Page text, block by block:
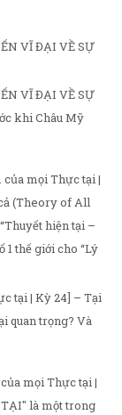
VĨ ĐẠI VỀ SỰ
VĨ ĐẠI VỀ SỰ
khi Châu Mỹ
mọi Thực tại |
(Theory of All
hiện tại –
thế giới cho “Lý
tại | Kỳ 24] – Tại
quan trọng? Và
mọi Thực tại |
là một trong